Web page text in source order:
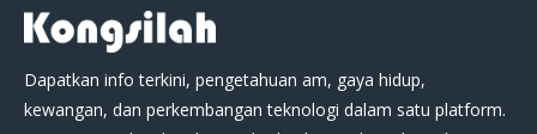
Dapatkan info terkini, pengetahuan am, gaya hidup,
kewangan, dan perkembangan teknologi dalam satu platform.